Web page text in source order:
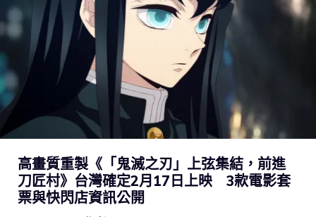
高畫質重製《「鬼滅之刃」上弦集結，前進
刀匠村》台灣確定2月17日上映 3款電影套
票與快閃店資訊公開